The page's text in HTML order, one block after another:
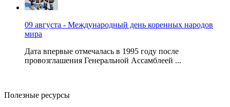
09 августа - Международный день коренных народов
мира
Дата впервые отмечалась в 1995 году после
провозглашения Генеральной Ассамблеей ...
Полезные ресурсы